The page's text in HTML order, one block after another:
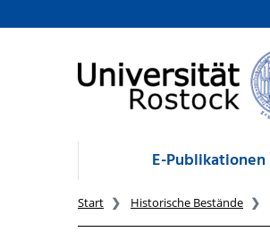
zum Inhalt
E-Publikationen
Start Historische Bestände